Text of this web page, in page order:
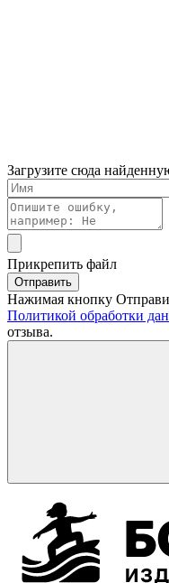
Загрузите сюда
Прикрепить файл
Отправить
Нажимая кнопку
Политикой обработки
отзыва.